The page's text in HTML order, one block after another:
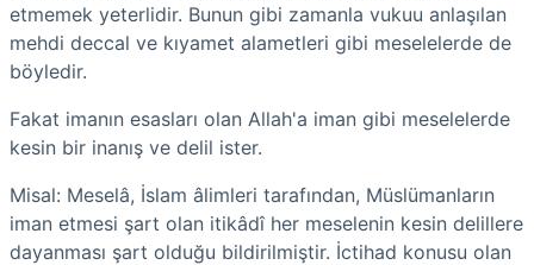
etmemek yeterlidir. Bunun gibi zamanla vukuu anlaşılan
mehdi deccal ve kıyamet alametleri gibi meselelerde de
böyledir.
Fakat imanın esasları olan Allah'a iman gibi meselelerde
kesin bir inanış ve delil ister.
Misal: Meselâ, İslam âlimleri tarafından, Müslümanların
iman etmesi şart olan itikâdî her meselenin kesin delillere
dayanması şart olduğu bildirilmiştir. İctihad konusu olan